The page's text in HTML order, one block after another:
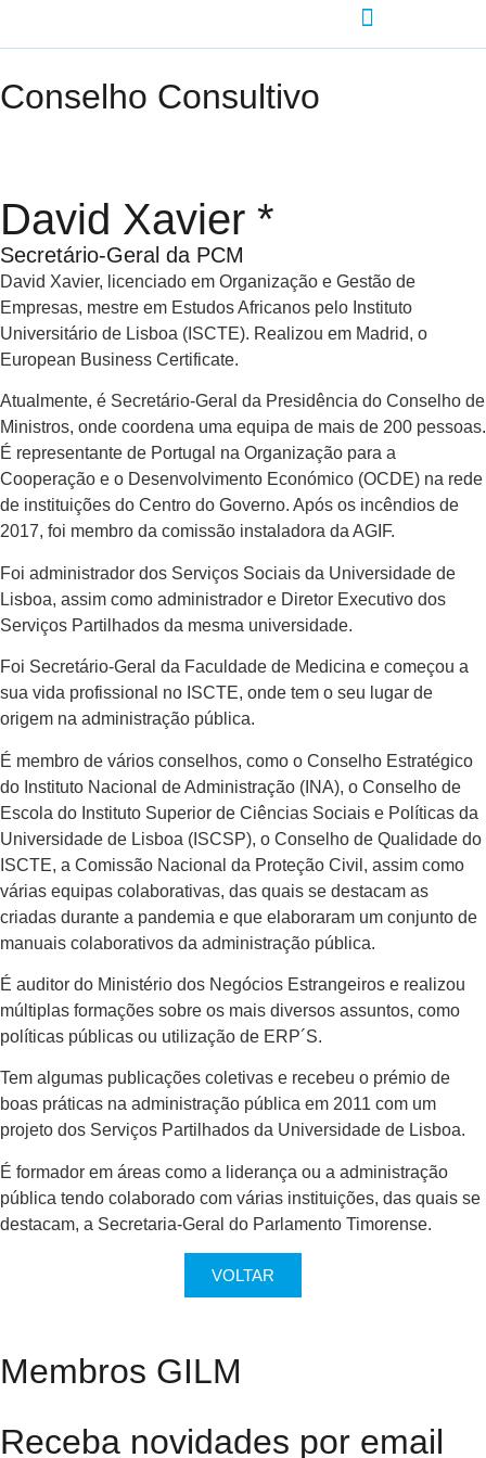
Conselho Consultivo
David Xavier *
Secretário-Geral da PCM
David Xavier, licenciado em Organização e Gestão de
Empresas, mestre em Estudos Africanos pelo Instituto
Universitário de Lisboa (ISCTE). Realizou em Madrid, o
European Business Certificate.
Atualmente, é Secretário-Geral da Presidência do Conselho de
Ministros, onde coordena uma equipa de mais de 200 pessoas.
É representante de Portugal na Organização para a
Cooperação e o Desenvolvimento Económico (OCDE) na rede
de instituições do Centro do Governo. Após os incêndios de
2017, foi membro da comissão instaladora da AGIF.
Foi administrador dos Serviços Sociais da Universidade de
Lisboa, assim como administrador e Diretor Executivo dos
Serviços Partilhados da mesma universidade.
Foi Secretário-Geral da Faculdade de Medicina e começou a
sua vida profissional no ISCTE, onde tem o seu lugar de
origem na administração pública.
É membro de vários conselhos, como o Conselho Estratégico
do Instituto Nacional de Administração (INA), o Conselho de
Escola do Instituto Superior de Ciências Sociais e Políticas da
Universidade de Lisboa (ISCSP), o Conselho de Qualidade do
ISCTE, a Comissão Nacional da Proteção Civil, assim como
várias equipas colaborativas, das quais se destacam as
criadas durante a pandemia e que elaboraram um conjunto de
manuais colaborativos da administração pública.
É auditor do Ministério dos Negócios Estrangeiros e realizou
múltiplas formações sobre os mais diversos assuntos, como
políticas públicas ou utilização de ERP´S.
Tem algumas publicações coletivas e recebeu o prémio de
boas práticas na administração pública em 2011 com um
projeto dos Serviços Partilhados da Universidade de Lisboa.
É formador em áreas como a liderança ou a administração
pública tendo colaborado com várias instituições, das quais se
destacam, a Secretaria-Geral do Parlamento Timorense.
VOLTAR
Membros GILM
Receba novidades por email